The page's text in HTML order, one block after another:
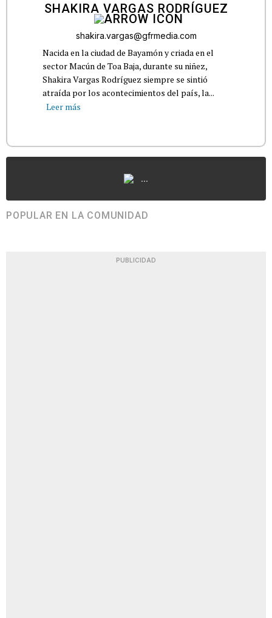
SHAKIRA VARGAS RODRÍGUEZ
shakira.vargas@gfrmedia.com
Nacida en la ciudad de Bayamón y criada en el
sector Macún de Toa Baja, durante su niñez,
Shakira Vargas Rodríguez siempre se sintió
atraída por los acontecimientos del país, la...
Leer más
...
POPULAR EN LA COMUNIDAD
PUBLICIDAD